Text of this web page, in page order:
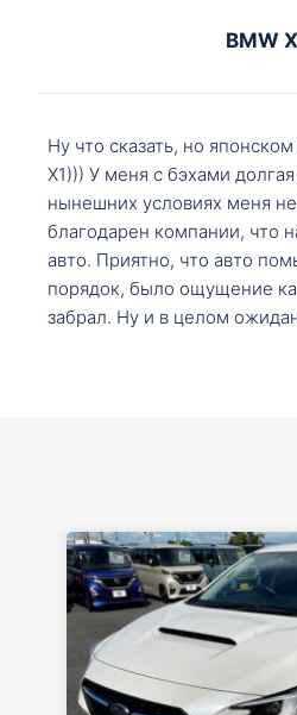
BMW
Ну что сказать, но
X1))) У меня с бэхами
нынешних условиях меня
благодарен компании, что
авто. Приятно, что авто
порядок, было ощущение
забрал. Ну и в целом